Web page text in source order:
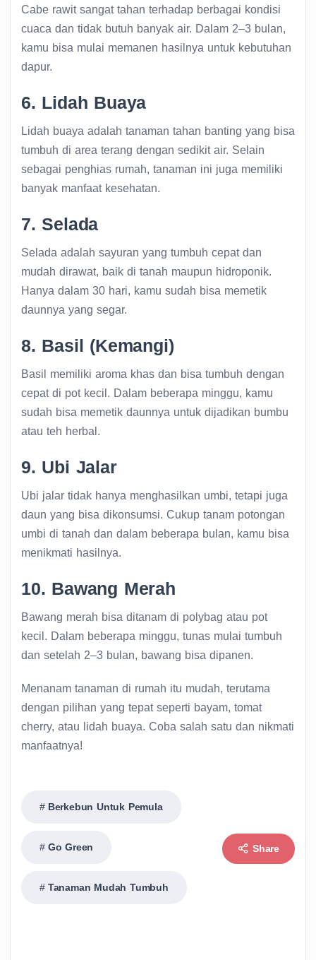
Cabe rawit sangat tahan terhadap berbagai kondisi
cuaca dan tidak butuh banyak air. Dalam 2–3 bulan,
kamu bisa mulai memanen hasilnya untuk kebutuhan
dapur.
6. Lidah Buaya
Lidah buaya adalah tanaman tahan banting yang bisa
tumbuh di area terang dengan sedikit air. Selain
sebagai penghias rumah, tanaman ini juga memiliki
banyak manfaat kesehatan.
7. Selada
Selada adalah sayuran yang tumbuh cepat dan
mudah dirawat, baik di tanah maupun hidroponik.
Hanya dalam 30 hari, kamu sudah bisa memetik
daunnya yang segar.
8. Basil (Kemangi)
Basil memiliki aroma khas dan bisa tumbuh dengan
cepat di pot kecil. Dalam beberapa minggu, kamu
sudah bisa memetik daunnya untuk dijadikan bumbu
atau teh herbal.
9. Ubi Jalar
Ubi jalar tidak hanya menghasilkan umbi, tetapi juga
daun yang bisa dikonsumsi. Cukup tanam potongan
umbi di tanah dan dalam beberapa bulan, kamu bisa
menikmati hasilnya.
10. Bawang Merah
Bawang merah bisa ditanam di polybag atau pot
kecil. Dalam beberapa minggu, tunas mulai tumbuh
dan setelah 2–3 bulan, bawang bisa dipanen.
Menanam tanaman di rumah itu mudah, terutama
dengan pilihan yang tepat seperti bayam, tomat
cherry, atau lidah buaya. Coba salah satu dan nikmati
manfaatnya!
Berkebun Untuk Pemula
Go Green
Tanaman Mudah Tumbuh
Share